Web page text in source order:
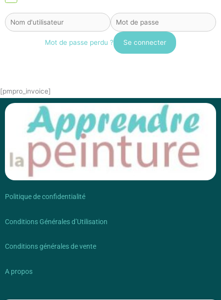
Mot de passe perdu ?
[pmpro_invoice]
Politique de confidentialité
Conditions Générales d’Utilisation
Conditions générales de vente
A propos